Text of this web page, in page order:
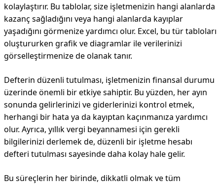
kolaylaştırır. Bu tablolar, size işletmenizin hangi alanlarda
kazanç sağladığını veya hangi alanlarda kayıplar
yaşadığını görmenize yardımcı olur. Excel, bu tür tabloları
oluştururken grafik ve diagramlar ile verilerinizi
görselleştirmenize de olanak tanır.
Defterin düzenli tutulması, işletmenizin finansal durumu
üzerinde önemli bir etkiye sahiptir. Bu yüzden, her ayın
sonunda gelirlerinizi ve giderlerinizi kontrol etmek,
herhangi bir hata ya da kayıptan kaçınmanıza yardımcı
olur. Ayrıca, yıllık vergi beyannamesi için gerekli
bilgilerinizi derlemek de, düzenli bir işletme hesabı
defteri tutulması sayesinde daha kolay hale gelir.
Bu süreçlerin her birinde, dikkatli olmak ve tüm